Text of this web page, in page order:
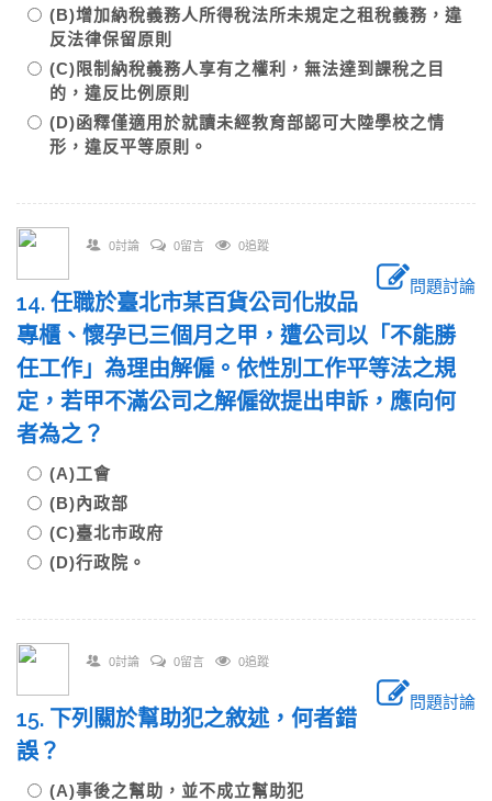
(B)增加納稅義務人所得稅法所未規定之租稅義務，違
反法律保留原則
(C)限制納稅義務人享有之權利，無法達到課稅之目
的，違反比例原則
(D)函釋僅適用於就讀未經教育部認可大陸學校之情
形，違反平等原則。
0討論 0留言 0追蹤
問題討論
14. 任職於臺北市某百貨公司化妝品
專櫃、懷孕已三個月之甲，遭公司以「不能勝
任工作」為理由解僱。依性別工作平等法之規
定，若甲不滿公司之解僱欲提出申訴，應向何
者為之？
(A)工會
(B)內政部
(C)臺北市政府
(D)行政院。
0討論 0留言 0追蹤
問題討論
15. 下列關於幫助犯之敘述，何者錯
誤？
(A)事後之幫助，並不成立幫助犯